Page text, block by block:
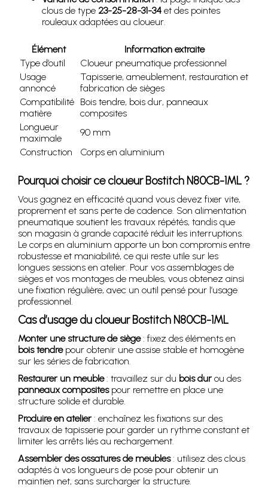
clous de type 23-25-28-31-34 et des pointes
rouleaux adaptées au cloueur.
Élément
Information extraite
Type d’outil
Cloueur pneumatique professionnel
Usage
annoncé
Tapisserie, ameublement, restauration et
fabrication de sièges
Compatibilité
matière
Bois tendre, bois dur, panneaux
composites
Longueur
maximale
90 mm
Construction
Corps en aluminium
Pourquoi choisir ce cloueur Bostitch N80CB-1ML ?
Vous gagnez en efficacité quand vous devez fixer vite,
proprement et sans perte de cadence. Son alimentation
pneumatique soutient les travaux répétés, tandis que
son magasin à grande capacité réduit les interruptions.
Le corps en aluminium apporte un bon compromis entre
robustesse et maniabilité, ce qui reste utile sur les
longues sessions en atelier. Pour vos assemblages de
sièges et vos montages de meubles, vous obtenez ainsi
une fixation régulière, avec un outil pensé pour l’usage
professionnel.
Cas d’usage du cloueur Bostitch N80CB-1ML
Monter une structure de siège: fixez des éléments en
bois tendrepour obtenir une assise stable et homogène
sur les séries de fabrication.
Restaurer un meuble: travaillez sur du bois durou des
panneaux compositespour remettre en place une
structure solide et durable.
Produire en atelier: enchaînez les fixations sur des
travaux de tapisserie pour garder un rythme constant et
limiter les arrêts liés au rechargement.
Assembler des ossatures de meubles: utilisez des clous
adaptés à vos longueurs de pose pour obtenir un
maintien net, sans surcharger la structure.